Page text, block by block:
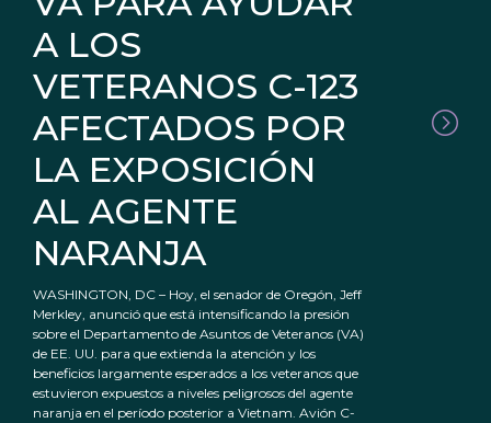
A LOS
VETERANOS C-123
AFECTADOS POR
LA EXPOSICIÓN
AL AGENTE
NARANJA
WASHINGTON, DC – Hoy, el senador de Oregón, Jeff
Merkley, anunció que está intensificando la presión
sobre el Departamento de Asuntos de Veteranos (VA)
de EE. UU. para que extienda la atención y los
beneficios largamente esperados a los veteranos que
estuvieron expuestos a niveles peligrosos del agente
naranja en el período posterior a Vietnam. Avión C-